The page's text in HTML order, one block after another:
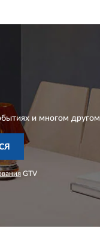
и многом другом
GTV